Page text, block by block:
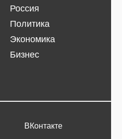
Россия
Политика
Экономика
Бизнес
ВКонтакте